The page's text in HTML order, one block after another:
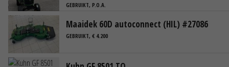
GEBRUIKT, P.O.A.
Maaidek 60D autoconnect (HIL) #27086
GEBRUIKT, € 4.200